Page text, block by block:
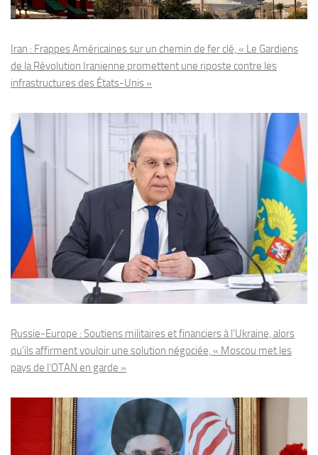
Iran : Frappes Américaines sur un chemin de fer clé, « Le Gardiens
de la Révolution Iranienne promettent une riposte contre les
infrastructures des États-Unis »
Russie-Europe : Soutiens militaires et financiers à l’Ukraine, alors
qu’ils affirment vouloir une solution négociée, « Moscou met les
pays de l’OTAN en garde »